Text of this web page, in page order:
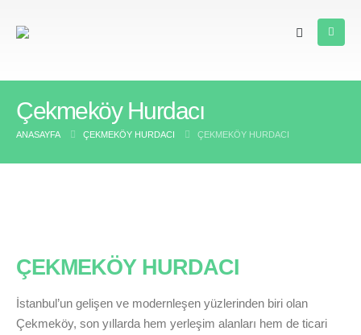
Çekmeköy Hurdacı
ANASAYFA ÇEKMEKÖY HURDACI ÇEKMEKÖY HURDACI
ÇEKMEKÖY HURDACI
İstanbul’un gelişen ve modernleşen yüzlerinden biri olan
Çekmeköy, son yıllarda hem yerleşim alanları hem de ticari